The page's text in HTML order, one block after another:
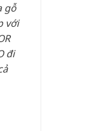
gỗ
với
đi